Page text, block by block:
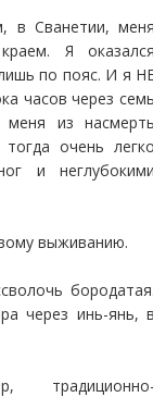
в Сванетии,
Я
по пояс. И я
часов через
из
тогда очень
и
выживанию.
через инь-янь,